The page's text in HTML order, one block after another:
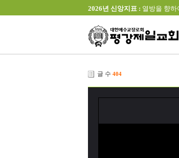
2026년 신앙지표 : 열방을 향하
글 수 404